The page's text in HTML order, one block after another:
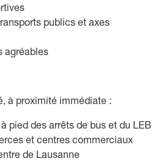
publics et axes
agréables
à proximité immédiate :
pied des arrêts de bus et du LEB
et centres commerciaux
de Lausanne